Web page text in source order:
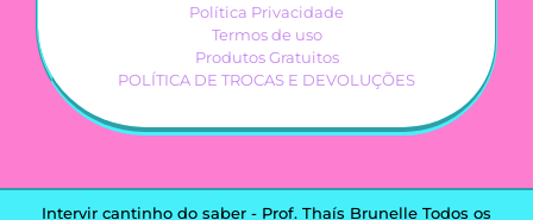
Política Privacidade
Termos de uso
Produtos Gratuitos
POLÍTICA DE TROCAS E DEVOLUÇÕES
Intervir cantinho do saber - Prof. Thaís Brunelle Todos os